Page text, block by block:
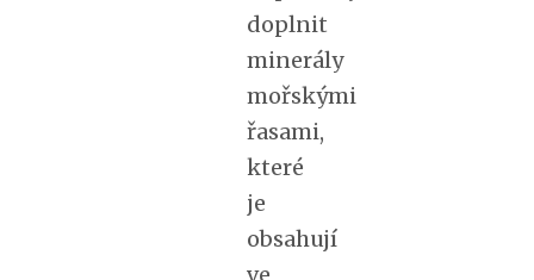
doplnit
minerály
mořskými
řasami,
které
je
obsahují
ve